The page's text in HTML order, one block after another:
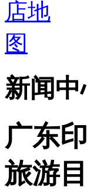
新闻中
广东
旅游